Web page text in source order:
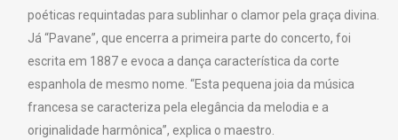
poéticas requintadas para sublinhar o clamor pela graça divina.
Já “Pavane”, que encerra a primeira parte do concerto, foi
escrita em 1887 e evoca a dança característica da corte
espanhola de mesmo nome. “Esta pequena joia da música
francesa se caracteriza pela elegância da melodia e a
originalidade harmônica”, explica o maestro.